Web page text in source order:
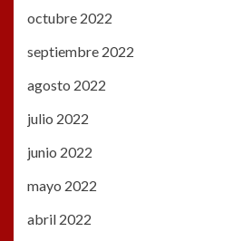
octubre 2022
septiembre 2022
agosto 2022
julio 2022
junio 2022
mayo 2022
abril 2022